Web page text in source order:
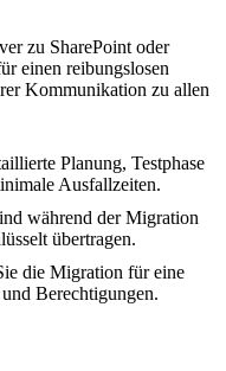
zu SharePoint oder
einen reibungslosen
Kommunikation zu allen
Planung, Testphase
Ausfallzeiten.
während der Migration
übertragen.
die Migration für eine
Berechtigungen.